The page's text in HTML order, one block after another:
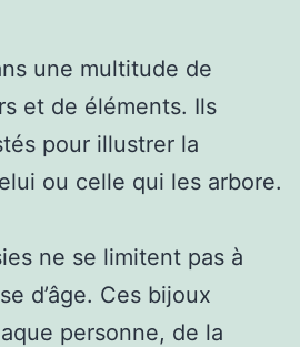
une multitude de
et de éléments. Ils
pour illustrer la
ou celle qui les arbore.
ne se limitent pas à
d’âge. Ces bijoux
personne, de la